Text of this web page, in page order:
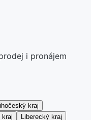
i pronájem
kraj
kraj Liberecký kraj